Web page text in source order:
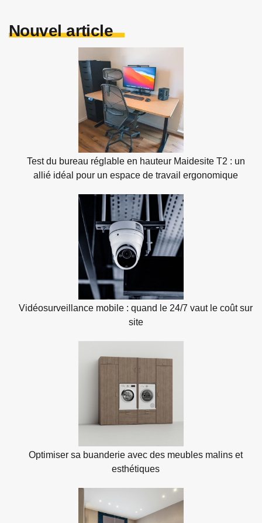
Nouvel article
Test du bureau réglable en hauteur Maidesite T2 : un
allié idéal pour un espace de travail ergonomique
Vidéosurveillance mobile : quand le 24/7 vaut le coût sur
site
Optimiser sa buanderie avec des meubles malins et
esthétiques